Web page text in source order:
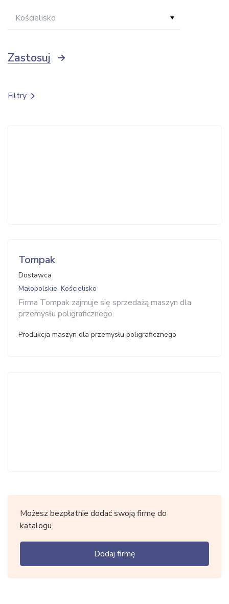
Kościelisko
Zastosuj
Tompak
Dostawca
Małopolskie, Kościelisko
Firma Tompak zajmuje się sprzedażą maszyn dla
przemysłu poligraficznego.
Produkcja maszyn dla przemysłu poligraficznego
Możesz bezpłatnie dodać swoją firmę do
katalogu.
Dodaj firmę
Filtry